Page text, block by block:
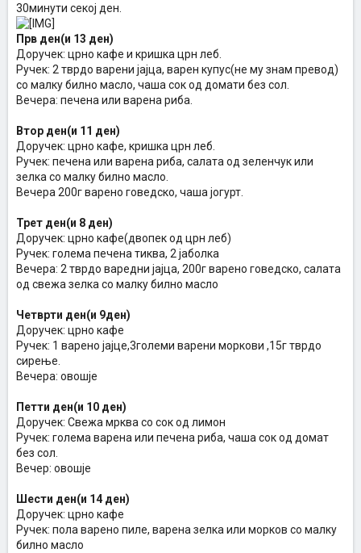
30минути секој ден.
Прв ден(и 13 ден)
Доручек: црно кафе и кришка црн леб.
Ручек: 2 тврдо варени јајца, варен купус(не му знам превод)
со малку билно масло, чаша сок од домати без сол.
Вечера: печена или варена риба.
Втор ден(и 11 ден)
Доручек: црно кафе, кришка црн леб.
Ручек: печена или варена риба, салата од зеленчук или
зелка со малку билно масло.
Вечера 200г варено говедско, чаша јогурт.
Трет ден(и 8 ден)
Доручек: црно кафе(двопек од црн леб)
Ручек: голема печена тиква, 2 јаболка
Вечера: 2 тврдо варедни јајца, 200г варено говедско, салата
од свежa зелка со малку билно масло
Четврти ден(и 9ден)
Доручек: црно кафе
Ручек: 1 варено јајце,3големи варени моркови ,15г тврдо
сирење.
Вечера: овошје
Петти ден(и 10 ден)
Доручек: Свежа мрква со сок од лимон
Ручек: голема варена или печена риба, чаша сок од домат
без сол.
Вечер: овошје
Шести ден(и 14 ден)
Доручек: црно кафе
Ручек: пола варено пиле, варена зелка или морков со малку
билно масло